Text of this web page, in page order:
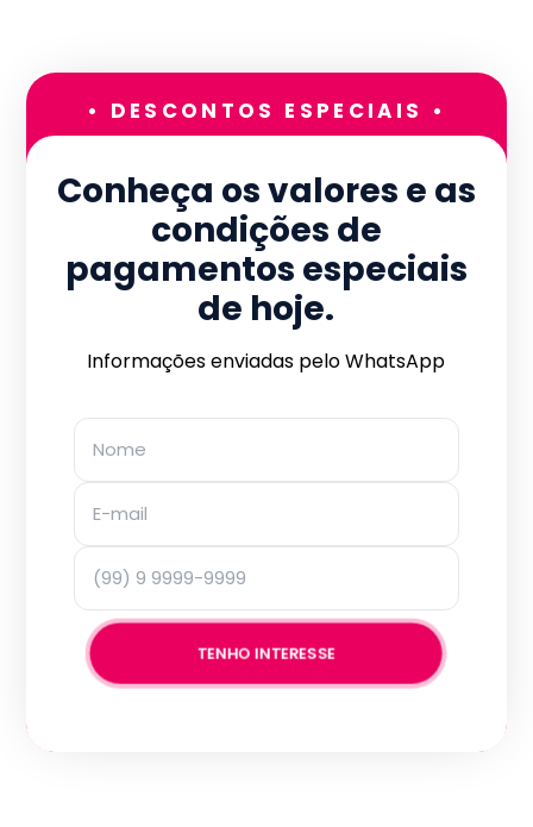
• DESCONTOS ESPECIAIS •
Conheça os valores e as
condições de
pagamentos especiais
de hoje.
Informações enviadas pelo WhatsApp
TENHO INTERESSE